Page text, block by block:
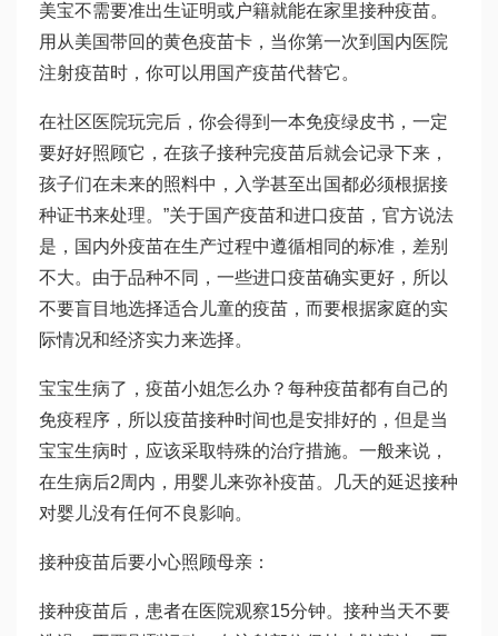
美宝不需要准出生证明或户籍就能在家里接种疫苗。
用从美国带回的黄色疫苗卡，当你第一次到国内医院
注射疫苗时，你可以用国产疫苗代替它。
在社区医院玩完后，你会得到一本免疫绿皮书，一定
要好好照顾它，在孩子接种完疫苗后就会记录下来，
孩子们在未来的照料中，入学甚至出国都必须根据接
种证书来处理。”关于国产疫苗和进口疫苗，官方说法
是，国内外疫苗在生产过程中遵循相同的标准，差别
不大。由于品种不同，一些进口疫苗确实更好，所以
不要盲目地选择适合儿童的疫苗，而要根据家庭的实
际情况和经济实力来选择。
宝宝生病了，疫苗小姐怎么办？每种疫苗都有自己的
免疫程序，所以疫苗接种时间也是安排好的，但是当
宝宝生病时，应该采取特殊的治疗措施。一般来说，
在生病后2周内，用婴儿来弥补疫苗。几天的延迟接种
对婴儿没有任何不良影响。
接种疫苗后要小心照顾母亲：
接种疫苗后，患者在医院观察15分钟。接种当天不要